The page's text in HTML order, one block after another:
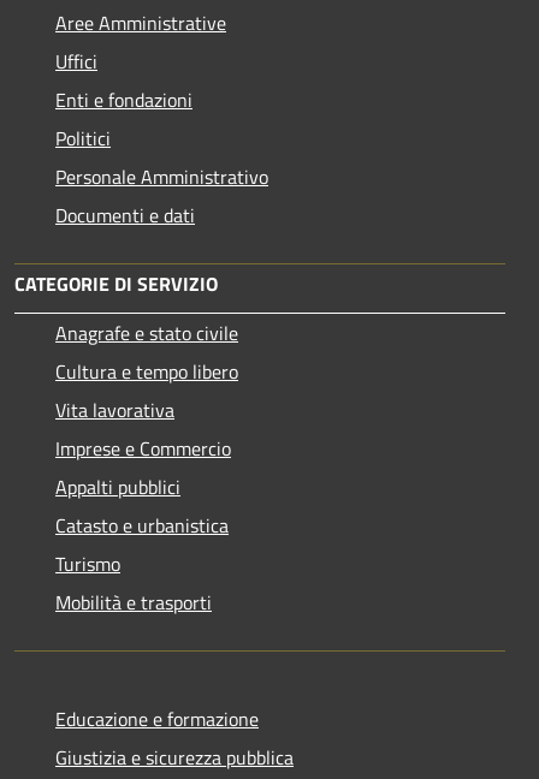
Aree Amministrative
Uffici
Enti e fondazioni
Politici
Personale Amministrativo
Documenti e dati
CATEGORIE DI SERVIZIO
Anagrafe e stato civile
Cultura e tempo libero
Vita lavorativa
Imprese e Commercio
Appalti pubblici
Catasto e urbanistica
Turismo
Mobilità e trasporti
Educazione e formazione
Giustizia e sicurezza pubblica